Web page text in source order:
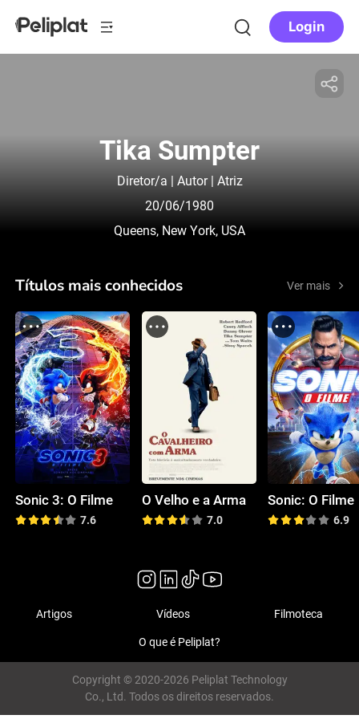
Login
Tika Sumpter
Diretor/a | Autor | Atriz
20/06/1980
Queens, New York, USA
Títulos mais conhecidos Ver mais
Sonic 3: O Filme
7.6
O Velho e a Arma
7.0
Sonic: O Filme
6.9
Artigos Vídeos Filmoteca
O que é Peliplat?
Copyright © 2020-2026 Peliplat Technology
Co., Ltd. Todos os direitos reservados.